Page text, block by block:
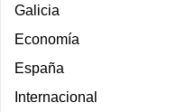
Galicia
Economía
España
Internacional